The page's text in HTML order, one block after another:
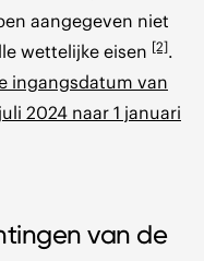
aangegeven niet
wettelijke eisen [2]
ingangsdatum van
2024 naar 1 januari
van de